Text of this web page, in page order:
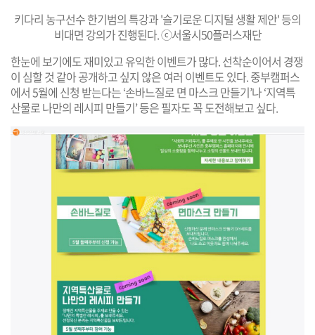
키다리 농구선수 한기범의 특강과 '슬기로운 디지털 생활 제안' 등의
비대면 강의가 진행된다. ⓒ서울시50플러스재단
한눈에 보기에도 재미있고 유익한 이벤트가 많다. 선착순이어서 경쟁
이 심할 것 같아 공개하고 싶지 않은 여러 이벤트도 있다. 중부캠퍼스
에서 5월에 신청 받는다는 ‘손바느질로 면 마스크 만들기’나 ‘지역특
산물로 나만의 레시피 만들기’ 등은 필자도 꼭 도전해보고 싶다.